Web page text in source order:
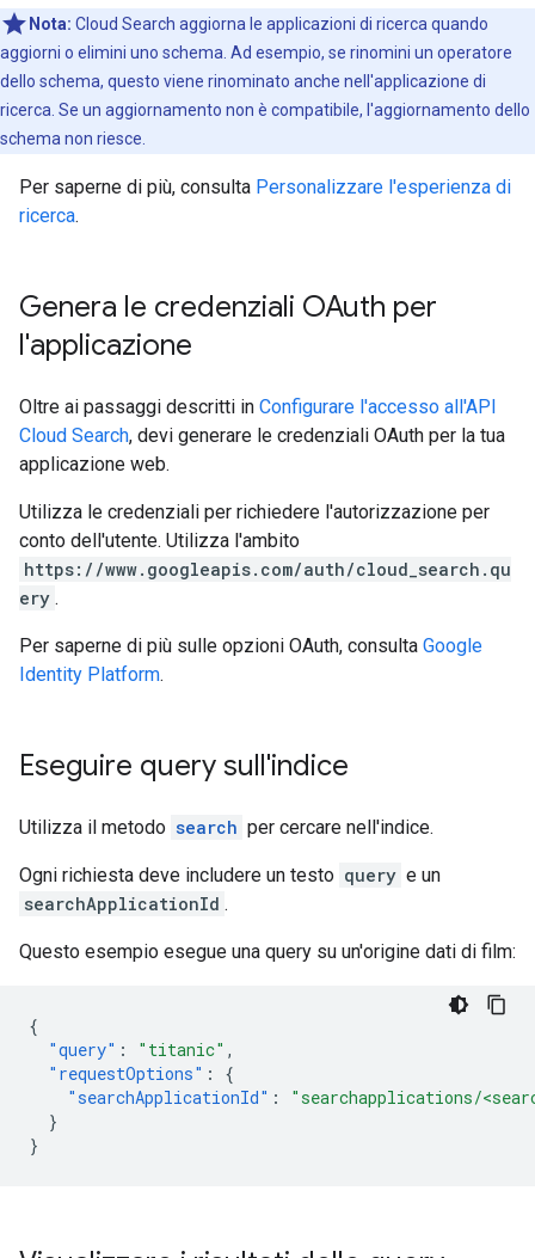
Nota: Cloud Search aggiorna le applicazioni di ricerca quando
aggiorni o elimini uno schema. Ad esempio, se rinomini un operatore
dello schema, questo viene rinominato anche nell'applicazione di
ricerca. Se un aggiornamento non è compatibile, l'aggiornamento dello
schema non riesce.
Per saperne di più, consulta Personalizzare l'esperienza di
ricerca.
Genera le credenziali OAuth per
l'applicazione
Oltre ai passaggi descritti in Configurare l'accesso all'API
Cloud Search, devi generare le credenziali OAuth per la tua
applicazione web.
Utilizza le credenziali per richiedere l'autorizzazione per
conto dell'utente. Utilizza l'ambito
https://www.googleapis.com/auth/cloud_search.qu
ery .
Per saperne di più sulle opzioni OAuth, consulta Google
Identity Platform.
Eseguire query sull'indice
Utilizza il metodo search per cercare nell'indice.
Ogni richiesta deve includere un testo query e un
searchApplicationId .
Questo esempio esegue una query su un'origine dati di film:
{
"query" : "titanic" ,
"requestOptions" :
{
"searchApplicationId" :
"searchapplications/
}
}